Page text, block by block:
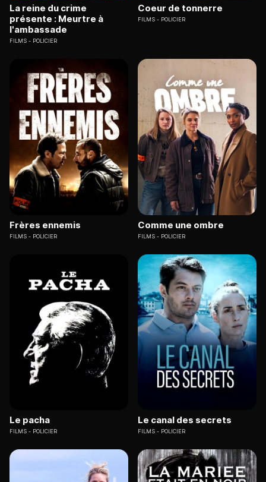
La reine du crime
présente : Meurtre à
l'ambassade
FILMS POLICIER
Coeur de tonnerre
FILMS POLICIER
Frères ennemis
FILMS POLICIER
Comme une ombre
FILMS POLICIER
Le pacha
FILMS POLICIER
Le canal des secrets
FILMS POLICIER